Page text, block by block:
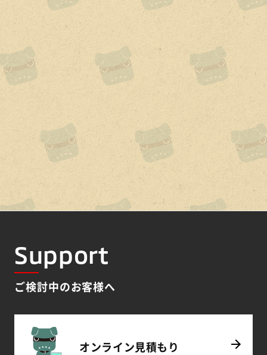
さらに詳しく知りたい方はこちら
カタログサイトを見る
Support
ご検討中のお客様へ
オンライン 見積もり